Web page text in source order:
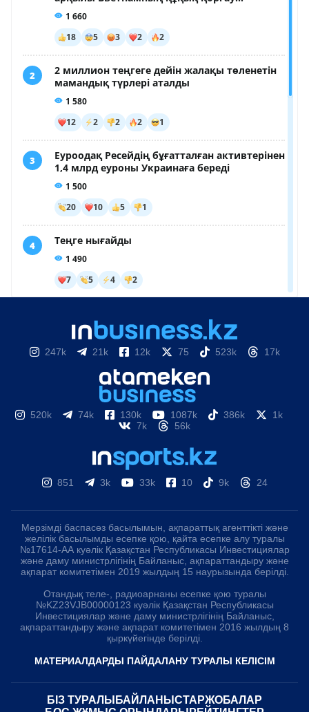
247k 21k 12k 75 523k 17k
520k 74k 130k 1087k 386k
1k
7k
56k
851 3k 33k 10 9k 24
Мерзімді баспасөз басылымын, ақпараттық агенттікті және
желілік басылымды есепке қою, қайта есепке алу туралы
№17614-АА куәлік Қазақстан Республикасы Инвестициялар
және даму министрлігінің Байланыс, ақпараттандыру және
ақпарат комитетімен 2019 жылдың 15 наурызында берілді.
Отандық теле-, радиоарнаны есепке қою туралы
№KZ23VJB00000123 куәлік Қазақстан Республикасы
Инвестициялар және даму министрлігінің Байланыс,
ақпараттандыру және ақпарат комитетімен 2016 жылдың 8
қыркүйегінде берілді.
МАТЕРИАЛДАРДЫ ПАЙДАЛАНУ ТУРАЛЫ КЕЛІСІМ
БІЗ ТУРАЛЫ БАЙЛАНЫСТАРЖОБАЛАР